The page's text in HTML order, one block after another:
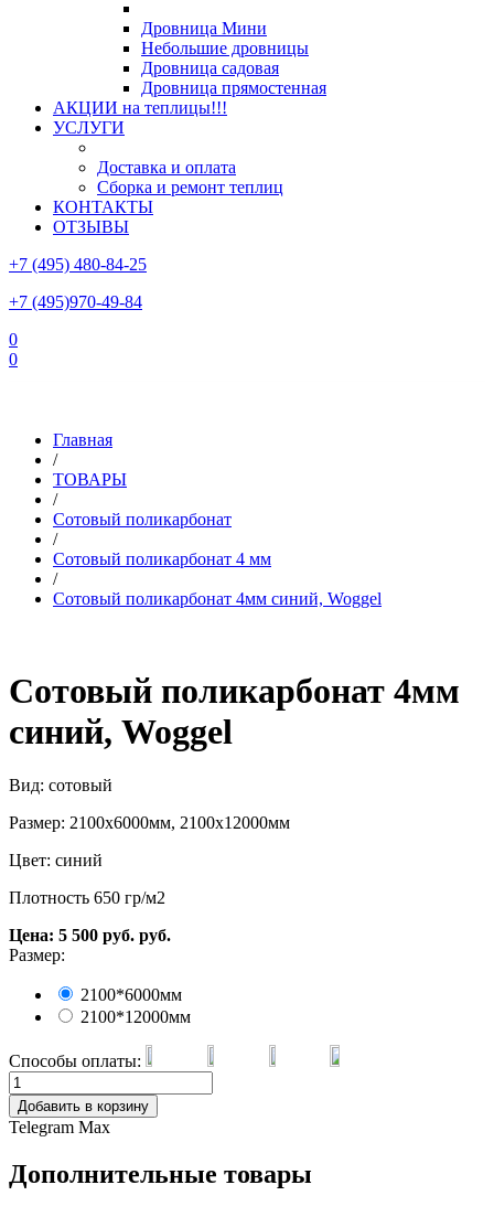
Дровница Мини
Небольшие дровницы
Дровница садовая
Дровница прямостенная
АКЦИИ на теплицы!!!
УСЛУГИ
Доставка и оплата
Сборка и ремонт теплиц
КОНТАКТЫ
ОТЗЫВЫ
+7 (495) 480-84-25
+7 (495)970-49-84
0
0
Главная
/
ТОВАРЫ
/
Сотовый поликарбонат
/
Сотовый поликарбонат 4 мм
/
Сотовый поликарбонат 4мм синий, Woggel
Сотовый поликарбонат 4мм
синий, Woggel
Вид: сотовый
Размер: 2100х6000мм, 2100х12000мм
Цвет: синий
Плотность 650 гр/м2
Цена: 5 500 руб. руб.
Размер:
2100*6000мм
2100*12000мм
Способы оплаты:
Добавить в корзину
Telegram Max
Дополнительные товары